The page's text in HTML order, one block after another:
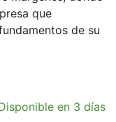
que
de su
en 3 días